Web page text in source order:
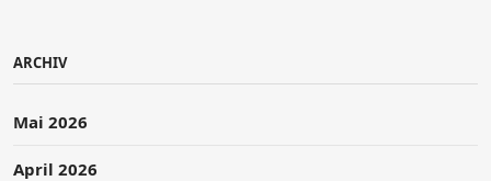
ARCHIV
Mai 2026
April 2026